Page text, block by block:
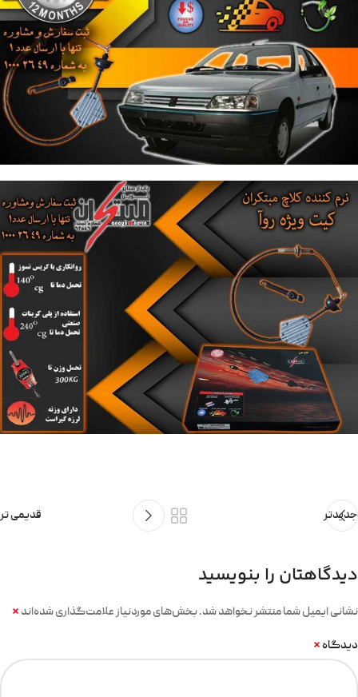
جدیدتر قدیمی تر
دیدگاهتان را بنویسید
نشانی ایمیل شما منتشر نخواهد شد.بخش‌های موردنیاز علامت‌گذاری شده‌اند *
دیدگاه *